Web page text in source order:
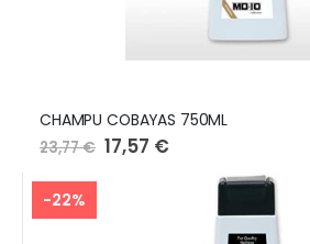
CHAMPU COBAYAS 750ML
23,77 € Preço
Especial
17,57 €
-22%